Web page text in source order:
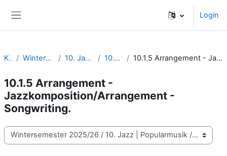
Login
Kurse Wintersemester 2025/26 10. Jazz | Popularmusik 10.1 Jazztheorie 10.1.5 Arrangement - Jazzkomposition/Arrangement - Songwriting.
10.1.5 Arrangement -
Jazzkomposition/Arrangement -
Songwriting.
Kursbereiche